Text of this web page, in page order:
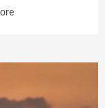
Read
Triumph